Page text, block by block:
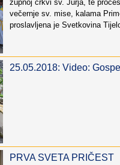
župnoj crkvi sv. Jurja, te
večernje sv. mise, kalama
proslavljena je Svetkovina
25.05.2018: Video:
PRVA SVETA PRIČEST